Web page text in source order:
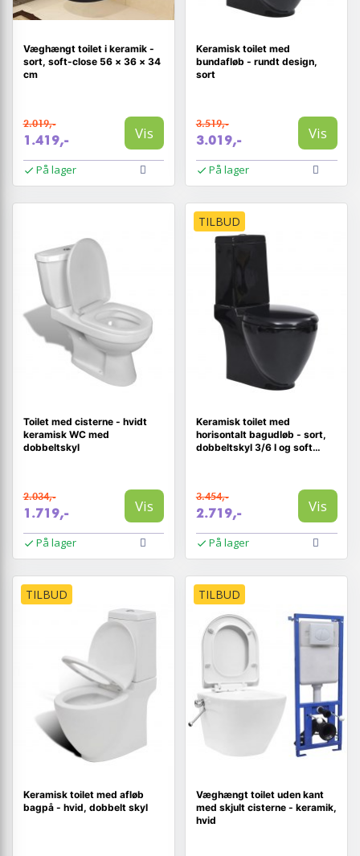
Væghængt toilet i keramik -
sort, soft-close 56 × 36 × 34
cm
2.019,-
1.419,- Vis
På lager
Keramisk toilet med
bundafløb - rundt design,
sort
3.519,-
3.019,- Vis
På lager
Toilet med cisterne - hvidt
keramisk WC med
dobbeltskyl
2.034,-
1.719,- Vis
På lager
TILBUD
Keramisk toilet med
horisontalt bagudløb - sort,
dobbeltskyl 3/6 l og soft
3.454,-
2.719,- Vis
På lager
TILBUD
Keramisk toilet med afløb
bagpå - hvid, dobbelt skyl
TILBUD
Væghængt toilet uden kant
med skjult cisterne - keramik,
hvid